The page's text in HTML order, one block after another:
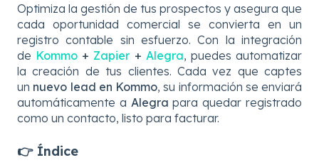
Optimiza la gestión de tus prospectos y asegura que
cada oportunidad comercial se convierta en un
registro contable sin esfuerzo. Con la integración
de Kommo + Zapier + Alegra, puedes automatizar
la creación de tus clientes. Cada vez que captes
un nuevo lead en Kommo, su información se enviará
automáticamente a Alegra para quedar registrado
como un contacto, listo para facturar.
👉 Índice